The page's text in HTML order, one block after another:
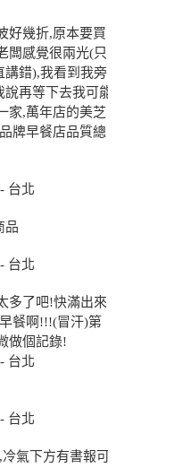
好幾折,原本要買
闆感覺很兩光(只
講錯),我看到我旁
再等下去我可能
家,萬年店的美芝
牌早餐店品質總
品
多了吧!快滿出來
餐啊!!!(冒汗)第
做個記錄!
氣下方有書報可